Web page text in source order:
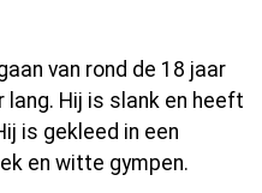
van rond de 18 jaar
lang. Hij is slank en heeft
is gekleed in een
en witte gympen.